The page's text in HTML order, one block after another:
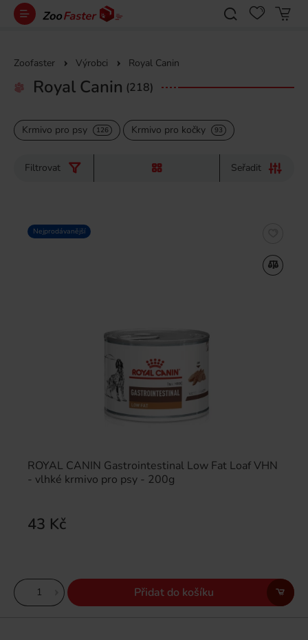
Zoofaster Výrobci Royal Canin
Royal Canin (218)
Krmivo pro psy 126 Krmivo pro kočky 93
Filtrovat Seřadit
ROYAL CANIN Gastrointestinal Low Fat Loaf VHN
- vlhké krmivo pro psy - 200g
43 Kč
Nejprodávanější
Přidat do košíku